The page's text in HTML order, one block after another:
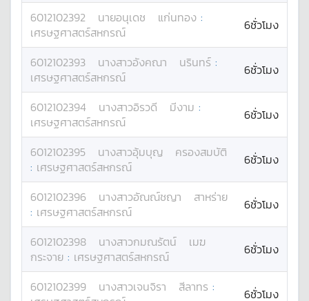
6012102392 นายอนุเดช แก่นทอง :
เศรษฐศาสตร์สหกรณ์
6ชั่วโมง
6012102393 นางสาวอังคณา นรินทร์ :
เศรษฐศาสตร์สหกรณ์
6ชั่วโมง
6012102394 นางสาวอิรวดี มีงาม :
เศรษฐศาสตร์สหกรณ์
6ชั่วโมง
6012102395 นางสาวอุ้มบุญ
ครองสมบัติ
: เศรษฐศาสตร์สหกรณ์ 6ชั่วโมง
6012102396 นางสาวอัณณ์ชญา
สาหร่าย
: เศรษฐศาสตร์สหกรณ์ 6ชั่วโมง
6012102398 นางสาวกมณรัตน์
เมฆ
กระจาย : เศรษฐศาสตร์สหกรณ์ 6ชั่วโมง
6012102399 นางสาวเจนจิรา สีลาทร :
6ชั่วโมง